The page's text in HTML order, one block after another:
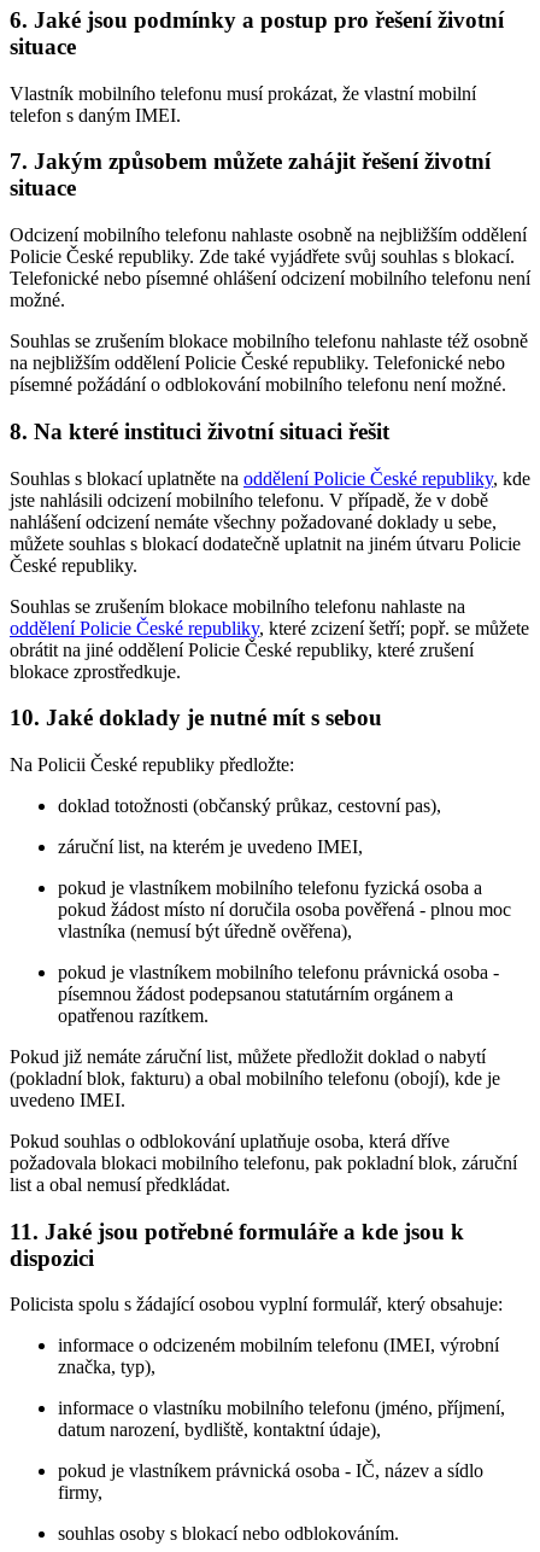
6. Jaké jsou podmínky a postup pro řešení životní
situace
Vlastník mobilního telefonu musí prokázat, že vlastní mobilní
telefon s daným IMEI.
7. Jakým způsobem můžete zahájit řešení životní
situace
Odcizení mobilního telefonu nahlaste osobně na nejbližším oddělení
Policie České republiky. Zde také vyjádřete svůj souhlas s blokací.
Telefonické nebo písemné ohlášení odcizení mobilního telefonu není
možné.
Souhlas se zrušením blokace mobilního telefonu nahlaste též osobně
na nejbližším oddělení Policie České republiky. Telefonické nebo
písemné požádání o odblokování mobilního telefonu není možné.
8. Na které instituci životní situaci řešit
Souhlas s blokací uplatněte na oddělení Policie České republiky, kde
jste nahlásili odcizení mobilního telefonu. V případě, že v době
nahlášení odcizení nemáte všechny požadované doklady u sebe,
můžete souhlas s blokací dodatečně uplatnit na jiném útvaru Policie
České republiky.
Souhlas se zrušením blokace mobilního telefonu nahlaste na
oddělení Policie České republiky, které zcizení šetří; popř. se můžete
obrátit na jiné oddělení Policie České republiky, které zrušení
blokace zprostředkuje.
10. Jaké doklady je nutné mít s sebou
Na Policii České republiky předložte:
doklad totožnosti (občanský průkaz, cestovní pas),
záruční list, na kterém je uvedeno IMEI,
pokud je vlastníkem mobilního telefonu fyzická osoba a
pokud žádost místo ní doručila osoba pověřená - plnou moc
vlastníka (nemusí být úředně ověřena),
pokud je vlastníkem mobilního telefonu právnická osoba -
písemnou žádost podepsanou statutárním orgánem a
opatřenou razítkem.
Pokud již nemáte záruční list, můžete předložit doklad o nabytí
(pokladní blok, fakturu) a obal mobilního telefonu (obojí), kde je
uvedeno IMEI.
Pokud souhlas o odblokování uplatňuje osoba, která dříve
požadovala blokaci mobilního telefonu, pak pokladní blok, záruční
list a obal nemusí předkládat.
11. Jaké jsou potřebné formuláře a kde jsou k
dispozici
Policista spolu s žádající osobou vyplní formulář, který obsahuje:
informace o odcizeném mobilním telefonu (IMEI, výrobní
značka, typ),
informace o vlastníku mobilního telefonu (jméno, příjmení,
datum narození, bydliště, kontaktní údaje),
pokud je vlastníkem právnická osoba - IČ, název a sídlo
firmy,
souhlas osoby s blokací nebo odblokováním.